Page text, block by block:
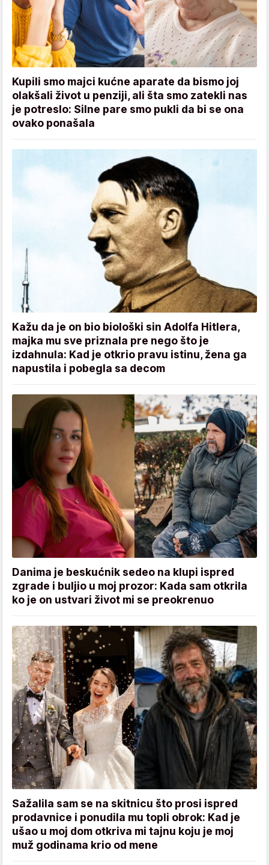
Kupili smo majci kućne aparate da bismo joj
olakšali život u penziji, ali šta smo zatekli nas
je potreslo: Silne pare smo pukli da bi se ona
ovako ponašala
Kažu da je on bio biološki sin Adolfa Hitlera,
majka mu sve priznala pre nego što je
izdahnula: Kad je otkrio pravu istinu, žena ga
napustila i pobegla sa decom
Danima je beskućnik sedeo na klupi ispred
zgrade i buljio u moj prozor: Kada sam otkrila
ko je on ustvari život mi se preokrenuo
Sažalila sam se na skitnicu što prosi ispred
prodavnice i ponudila mu topli obrok: Kad je
ušao u moj dom otkriva mi tajnu koju je moj
muž godinama krio od mene